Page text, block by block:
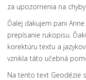
za upozornenia na
Ďalej ďakujem pani
prepísanie rukopisu.
korektúru textu a
vznikla táto učebná
Na tento text Geodézie